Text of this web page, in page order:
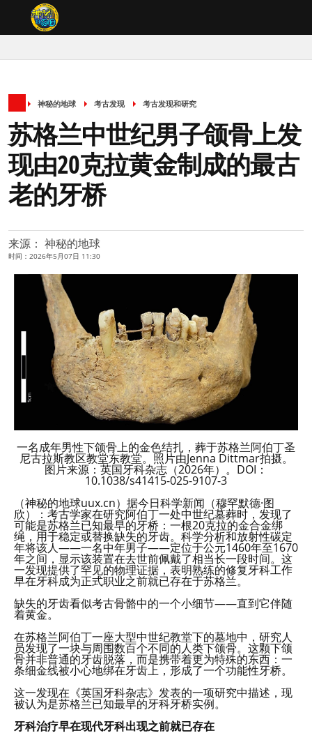
神秘的地球 考古发现 考古发现和研究
苏格兰中世纪男子颌骨上发
现由20克拉黄金制成的最古
老的牙桥
来源： 神秘的地球
时间：2026年5月07日 11:30
一名成年男性下颌骨上的金色结扎，葬于苏格兰阿伯丁圣
尼古拉斯教区教堂东教堂。照片由Jenna Dittmar拍摄。
图片来源：英国牙科杂志（2026年）。DOI：
10.1038/s41415-025-9107-3
（神秘的地球uux.cn）据今日科学新闻（穆罕默德·图
欣）：考古学家在研究阿伯丁一处中世纪墓葬时，发现了
可能是苏格兰已知最早的牙桥：一根20克拉的金合金绑
绳，用于稳定或替换缺失的牙齿。科学分析和放射性碳定
年将该人——一名中年男子——定位于公元1460年至1670
年之间，显示该装置在去世前佩戴了相当长一段时间。这
一发现提供了罕见的物理证据，表明熟练的修复牙科工作
早在牙科成为正式职业之前就已存在于苏格兰。
缺失的牙齿看似考古骨骼中的一个小细节——直到它伴随
着黄金。
在苏格兰阿伯丁一座大型中世纪教堂下的墓地中，研究人
员发现了一块与周围数百个不同的人类下颌骨。这颗下颌
骨并非普通的牙齿脱落，而是携带着更为特殊的东西：一
条细金线被小心地绑在牙齿上，形成了一个功能性牙桥。
这一发现在《英国牙科杂志》发表的一项研究中描述，现
被认为是苏格兰已知最早的牙科牙桥实例。
牙科治疗早在现代牙科出现之前就已存在